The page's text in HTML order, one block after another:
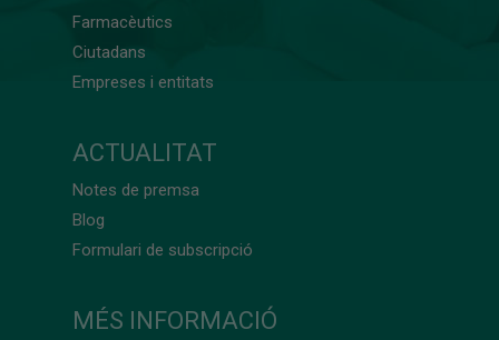
Farmacèutics
Ciutadans
Empreses i entitats
ACTUALITAT
Notes de premsa
Blog
Formulari de subscripció
MÉS INFORMACIÓ